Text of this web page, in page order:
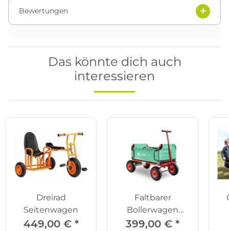
Bewertungen
Das könnte dich auch
interessieren
Dreirad
Seitenwagen
449,00 € *
Faltbarer
Bollerwagen
Eckla
399,00 € *